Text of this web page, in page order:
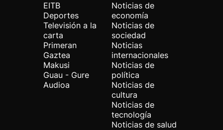
EITB
Deportes
Televisión a la
carta
Primeran
Gaztea
Makusi
Guau - Gure
Audioa
Noticias de
economía
Noticias de
sociedad
Noticias
internacionales
Noticias de
política
Noticias de
cultura
Noticias de
tecnología
Noticias de salud